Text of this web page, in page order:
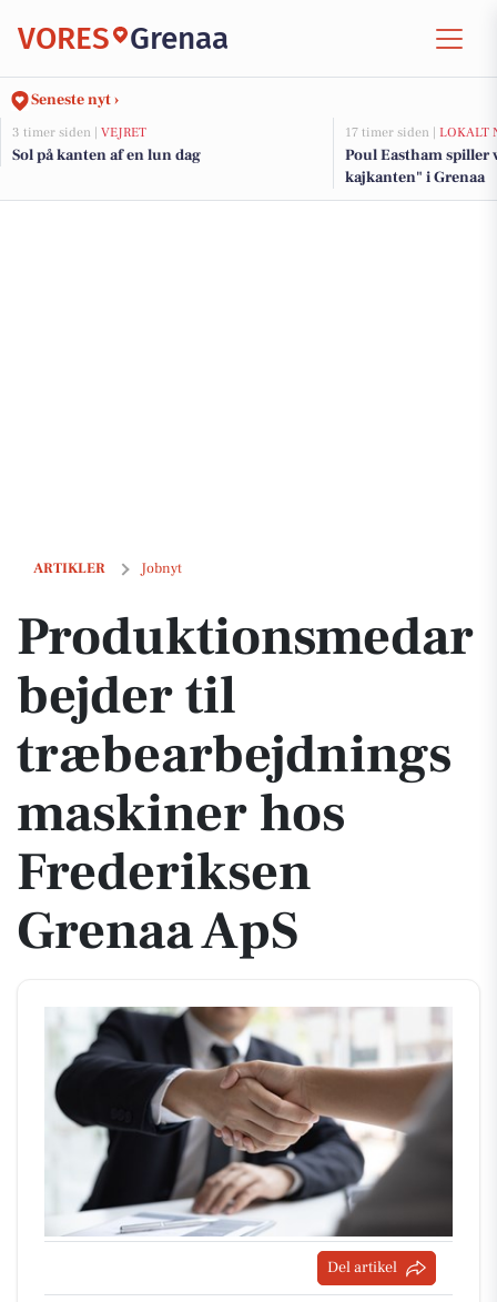
VORES Grenaa
Seneste nyt ›
3 timer siden | VEJRET
Sol på kanten af en lun dag
17 timer siden | LOKALT
Poul Eastham spiller
kajkanten" i Grenaa
ARTIKLER Jobnyt
Produktionsmedarbejder til træbearbejdningsmaskiner hos
Produktionsmedar
bejder til
træbearbejdnings
maskiner hos
Frederiksen
Grenaa ApS
Del artikel